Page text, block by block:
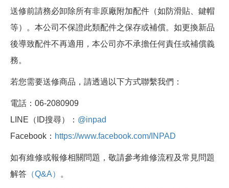
送修前請務必卸除所有非原廠附加配件（如防滑貼、鍵帽
等）。本公司不保證此類配件之保存或補償。如更換新品
後導致配件不再適用，本公司亦不承擔任何責任或補償義
務。
若您需要送修商品，請透過以下方式聯繫我們：
電話：06-2080909
LINE（ID搜尋）： @inpad
Facebook： https://www.facebook.com/INPAD
如有維修或報修相關問題，敬請參考維修流程及常見問題
解答 （Q&A） 。